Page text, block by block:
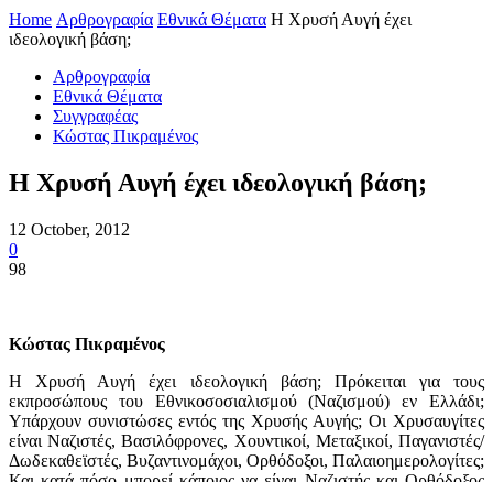
Home Αρθρογραφία Εθνικά Θέματα Η Χρυσή Αυγή έχει
ιδεολογική βάση;
Αρθρογραφία
Εθνικά Θέματα
Συγγραφέας
Κώστας Πικραμένος
Η Χρυσή Αυγή έχει ιδεολογική βάση;
12 October, 2012
0
98
Κώστας Πικραμένος
Η Χρυσή Αυγή έχει ιδεολογική βάση; Πρόκειται για τους
εκπροσώπους του Εθνικοσοσιαλισμού (Ναζισμού) εν Ελλάδι;
Υπάρχουν συνιστώσες εντός της Χρυσής Αυγής; Οι Χρυσαυγίτες
είναι Ναζιστές, Βασιλόφρονες, Χουντικοί, Μεταξικοί, Παγανιστές/
Δωδεκαθεϊστές, Βυζαντινομάχοι, Ορθόδοξοι, Παλαιοημερολογίτες;